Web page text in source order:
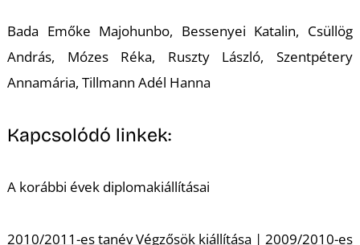
Bada Emőke Majohunbo, Bessenyei Katalin, Csüllög
András, Mózes Réka, Ruszty László, Szentpétery
Annamária, Tillmann Adél Hanna
Kapcsolódó linkek:
A korábbi évek diplomakiállításai
2010/2011-es tanév Végzősök kiállítása | 2009/2010-es